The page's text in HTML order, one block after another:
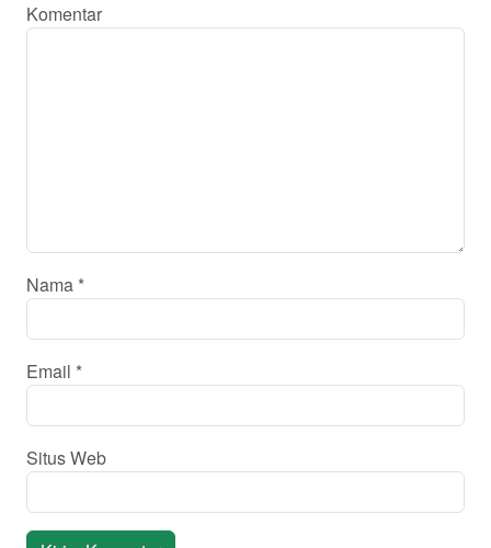
Komentar
Nama *
Email *
Situs Web